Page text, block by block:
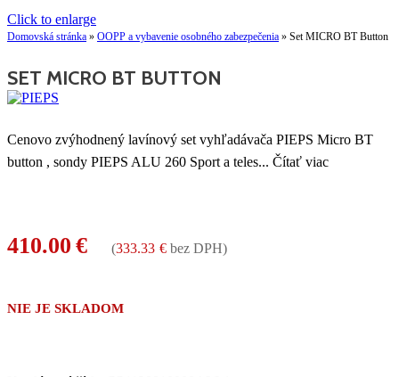
Click to enlarge
Domovská stránka » OOPP a vybavenie osobného zabezpečenia » Set MICRO BT Button
SET MICRO BT BUTTON
Cenovo zvýhodnený lavínový set vyhľadávača PIEPS Micro BT
button , sondy PIEPS ALU 260 Sport a teles... Čítať viac
410.00 € (333.33 € bez DPH)
NIE JE SKLADOM